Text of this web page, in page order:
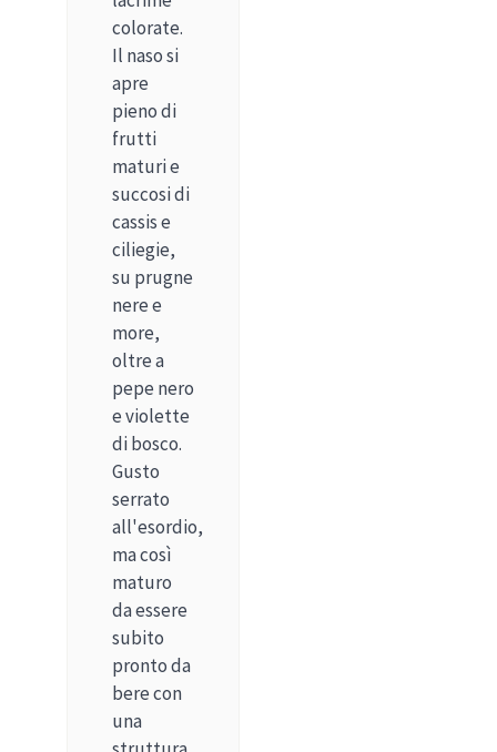
colorate.
Il naso si
apre
pieno di
frutti
maturi e
succosi di
cassis e
ciliegie,
su prugne
nere e
more,
oltre a
pepe nero
e violette
di bosco.
Gusto
serrato
all'esordio,
ma così
maturo
da essere
subito
pronto da
bere con
una